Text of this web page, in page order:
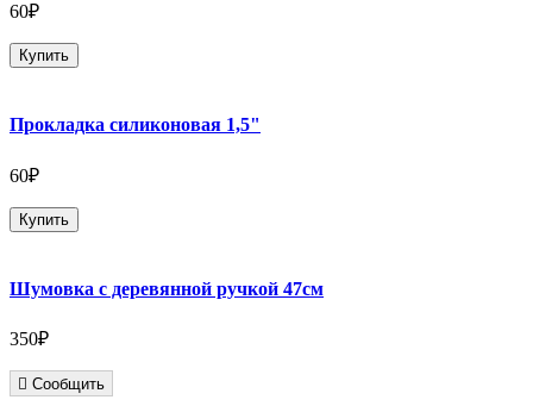
60₽
Купить
Прокладка силиконовая 1,5"
60₽
Купить
Шумовка с деревянной ручкой 47см
350₽
Сообщить